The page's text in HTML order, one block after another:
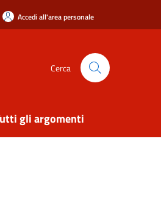
Accedi all'area personale
Cerca
gli argomenti